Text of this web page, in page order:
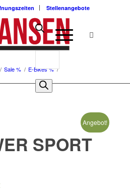
Stellenangebote
/ Sale % / E-Bikes % /
Angebot!
SPORT